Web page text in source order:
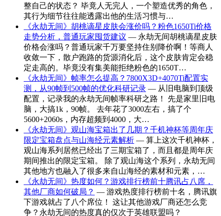
整自己的状态？ 毕竟人无完人，一个塑造优秀的角色，
其行为细节往往能透露出他的生活习惯与…
《永劫无间》胡桃谪星皮肤会涨价吗？粉色1650Ti价格
走势分析，普通玩家囤货建议 — 永劫无间胡桃谪星皮肤
价格会涨吗？普通玩家千万要坚持住别降价啊！等商人
收敛一下，散户跑路的货源消化后，这个皮肤肯定会稳
定走高的。毕竟没有集美能拒绝粉色的1650T…
《永劫无间》帧率怎么提高？7800X3D+4070Ti配置实
测，从90帧到500帧的优化科研记录 — 从旧电脑到顶级
配置，记录我的永劫无间帧率科研之路！ 先是家里旧电
脑，大搞1k，90帧。 去年花了3000左右，搞了个
5600+2060s，内存超频到4000，大…
《永劫无间》观山海宝箱出了几期？千机神杯等周年庆
限定宝箱盘点与山海经元素解析 — 算上这次千机神杯，
观山海系列居然已经出了三期宝箱了，而且都是周年庆
期间推出的限定宝箱。 除了观山海这个系列，永劫无间
其他地方也融入了很多来自山海经的素材和元素，…
《永劫无间》热度如何？游戏排行榜前十腾讯占八席，
其他厂商如何破局？ — 游戏热度排行榜前十名，腾讯旗
下游戏就占了八个席位！ 这让其他游戏厂商还怎么竞
争？永劫无间的热度真的仅次于英雄联盟吗？